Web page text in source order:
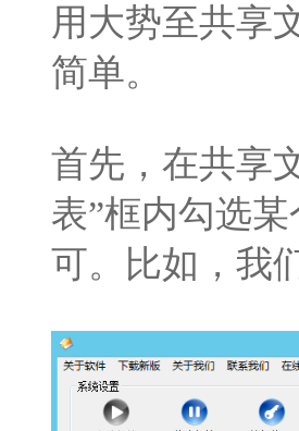
用大势至共享
简单。
首先，在共享
表”框内勾选
可。比如，我